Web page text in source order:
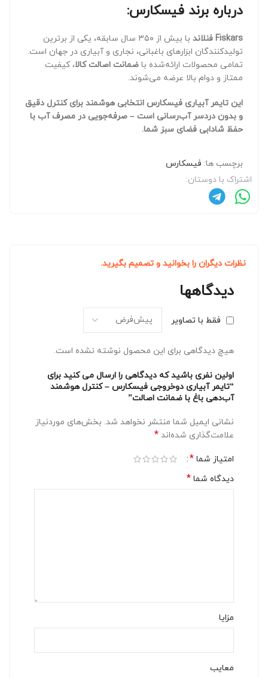
درباره برند فیسکارس:
Fiskars فنلاند
با بیش از ۳۵۰ سال سابقه، یکی از برترین
تولیدکنندگان ابزارهای باغبانی، نجاری و آبیاری در جهان است.
تمامی محصولات ارائه‌شده با ضمانت اصالت کالا، کیفیت
ممتاز و دوام بالا عرضه می‌شوند.
این تایمر آبیاری فیسکارس انتخابی هوشمند برای کنترل دقیق
و بدون دردسر آب‌رسانی است – صرفه‌جویی در مصرف آب با
حفظ شادابی فضای سبز شما.
برچسب ها: فیسکارس
اشتراک با دوستان:
نظرات دیگران را بخوانید و تصمیم بگیرید.
دیدگاهها
فقط با تصاویر
هیچ دیدگاهی برای این محصول نوشته نشده است.
اولین نفری باشید که دیدگاهی را ارسال می کنید برای
“تایمر آبیاری دوخروجی فیسکارس – کنترل هوشمند
آب‌دهی باغ با ضمانت اصالت”
نشانی ایمیل شما منتشر نخواهد شد. بخش‌های موردنیاز
علامت‌گذاری شده‌اند *
امتیاز شما *
دیدگاه شما *
مزایا
معایب